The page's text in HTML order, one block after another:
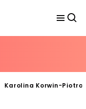
Karolina Korwin-